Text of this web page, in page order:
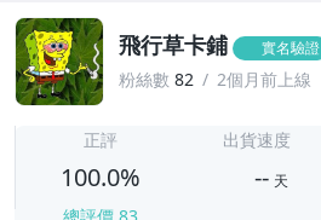
飛行草卡鋪 實名驗證
粉絲數 82 2個月前上線
正評
100.0%
出貨速度
-- 天